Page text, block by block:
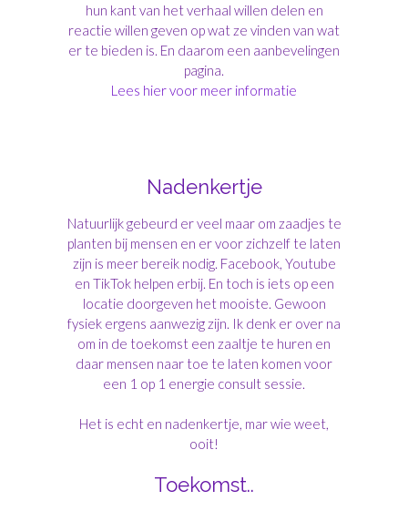
hun kant van het verhaal willen delen en
reactie willen geven op wat ze vinden van wat
er te bieden is. En daarom een aanbevelingen
pagina.
Lees hier voor meer informatie
Nadenkertje
Natuurlijk gebeurd er veel maar om zaadjes te
planten bij mensen en er voor zichzelf te laten
zijn is meer bereik nodig. Facebook, Youtube
en TikTok helpen erbij. En toch is iets op een
locatie doorgeven het mooiste. Gewoon
fysiek ergens aanwezig zijn. Ik denk er over na
om in de toekomst een zaaltje te huren en
daar mensen naar toe te laten komen voor
een 1 op 1 energie consult sessie.
Het is echt en nadenkertje, mar wie weet,
ooit!
Toekomst..